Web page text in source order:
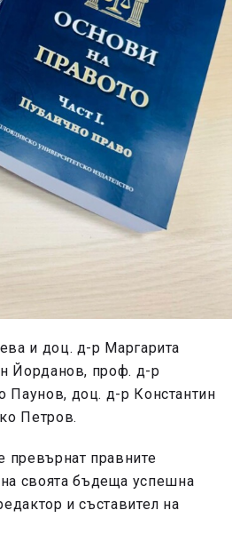
и доц. д-р Маргарита
Йорданов, проф. д-р
доц. д-р Константин
Петров.
превърнат правните
своята бъдеща успешна
и съставител на